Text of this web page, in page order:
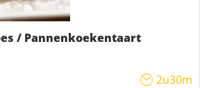
/ Pannenkoekentaart
2u30m